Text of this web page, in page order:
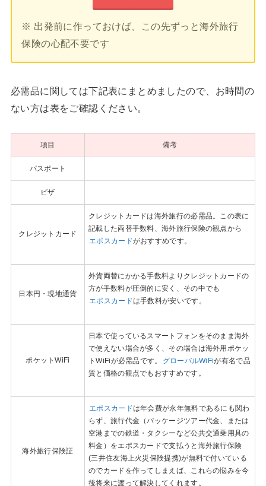
※ 出発前に作っておけば、この先ずっと海外旅行
保険の心配不要です
必需品に関しては下記表にまとめましたので、お時間の
ない方は表をご確認ください。
項目 備考
パスポート
ビザ
クレジットカード
クレジットカードは海外旅行の必需品。この表に
記載した両替手数料、海外旅行保険の観点から
エポスカードがおすすめです。
日本円・現地通貨
外貨両替にかかる手数料よりクレジットカードの
方が手数料が圧倒的に安く、その中でも
エポスカードは手数料が安いです。
ポケットWiFi
日本で使っているスマートフォンをそのまま海外
で使えない場合が多く、その場合は海外用ポケッ
トWiFiが必需品です。
グローバルWiFiが有名で品
質と価格の観点でもおすすめです。
海外旅行保険証
エポスカードは年会費が永年無料であるにも関わ
らず、旅行代金（パッケージツアー代金、または
空港までの鉄道・タクシーなど公共交通乗用具の
料金）をエポスカードで支払うと海外旅行保険
(三井住友海上火災保険提携)が無料で付いている
のでカードを作ってしまえば、これらの悩みを今
後将来に渡って解決してくれます。